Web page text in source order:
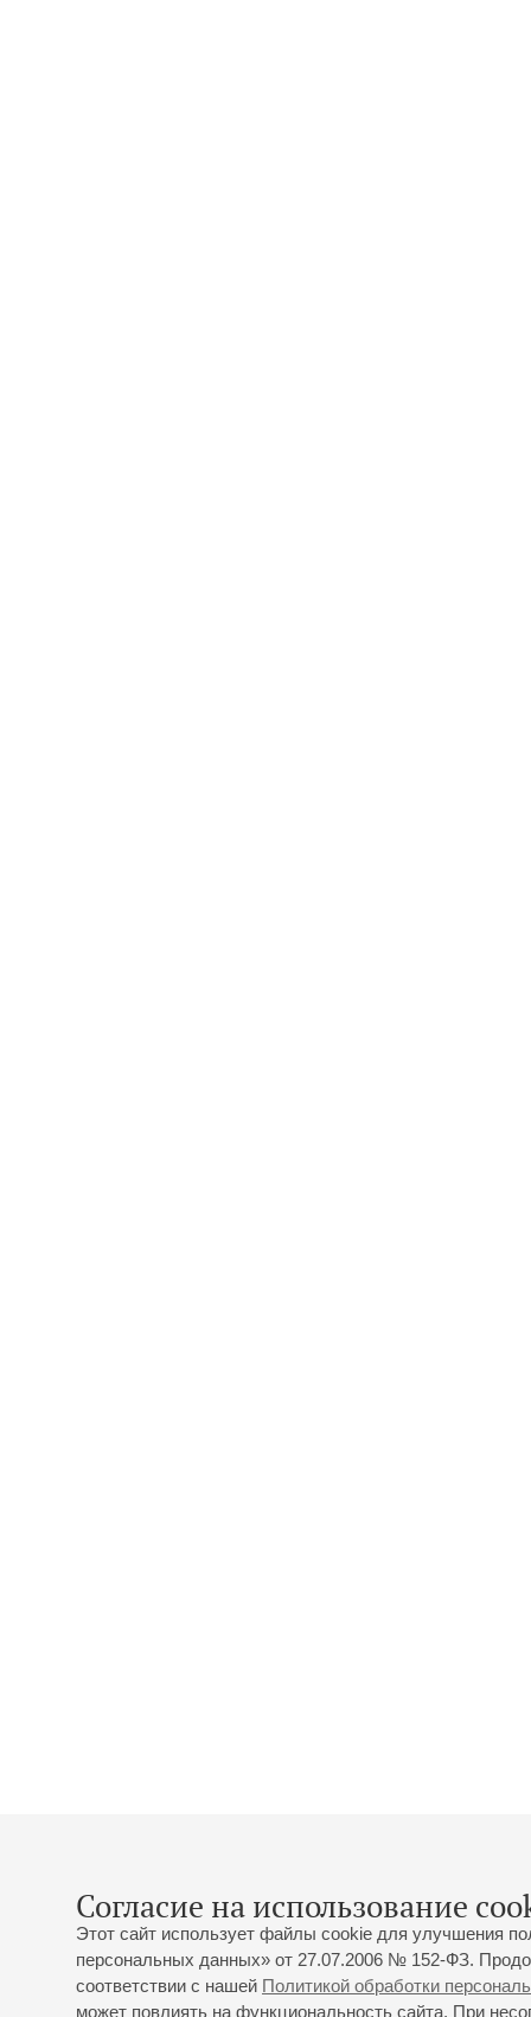
Согласие на использование
Этот сайт использует файлы cookie для улучшения
персональных данных» от 27.07.2006 № 152-ФЗ.
соответствии с нашей Политикой обработки
может повлиять на функциональность сайта. При